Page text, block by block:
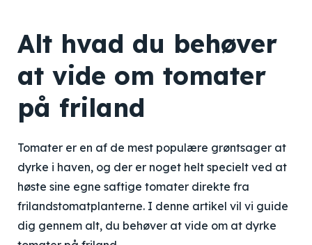
Alt hvad du behøver
at vide om tomater
på friland
Tomater er en af de mest populære grøntsager at
dyrke i haven, og der er noget helt specielt ved at
høste sine egne saftige tomater direkte fra
frilandstomatplanterne. I denne artikel vil vi guide
dig gennem alt, du behøver at vide om at dyrke